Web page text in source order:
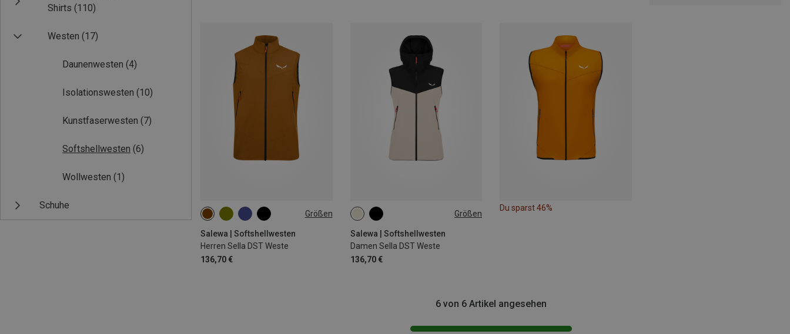
Shirts (110)
Westen (17)
Daunenwesten (4)
Isolationswesten (10)
Kunstfaserwesten (7)
Softshellwesten (6)
Wollwesten (1)
Schuhe
Größen
Salewa | Softshellwesten
Herren Sella DST Weste
136,70 €
S M L XL Größen
Salewa | Softshellwesten
Damen Sella DST Weste
136,70 €
XXS
XL
Du sparst 46%
6 von 6 Artikel angesehen